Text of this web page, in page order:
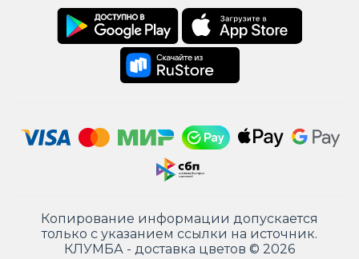
Копирование информации допускается
только с указанием ссылки на источник.
КЛУМБА - доставка цветов © 2026